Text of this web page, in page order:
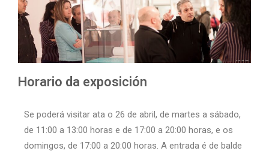
Horario da exposición
Se poderá visitar ata o 26 de abril, de martes a sábado,
de 11:00 a 13:00 horas e de 17:00 a 20:00 horas, e os
domingos, de 17:00 a 20:00 horas. A entrada é de balde